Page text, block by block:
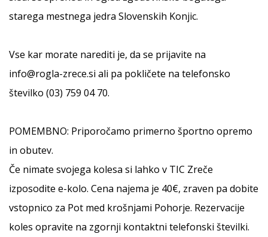
starega mestnega jedra Slovenskih Konjic.
Vse kar morate narediti je, da se prijavite na
info@rogla-zrece.si ali pa pokličete na telefonsko
številko (03) 759 04 70.
POMEMBNO: Priporočamo primerno športno opremo
in obutev.
Če nimate svojega kolesa si lahko v TIC Zreče
izposodite e-kolo. Cena najema je 40€, zraven pa dobite
vstopnico za Pot med krošnjami Pohorje. Rezervacije
koles opravite na zgornji kontaktni telefonski številki.